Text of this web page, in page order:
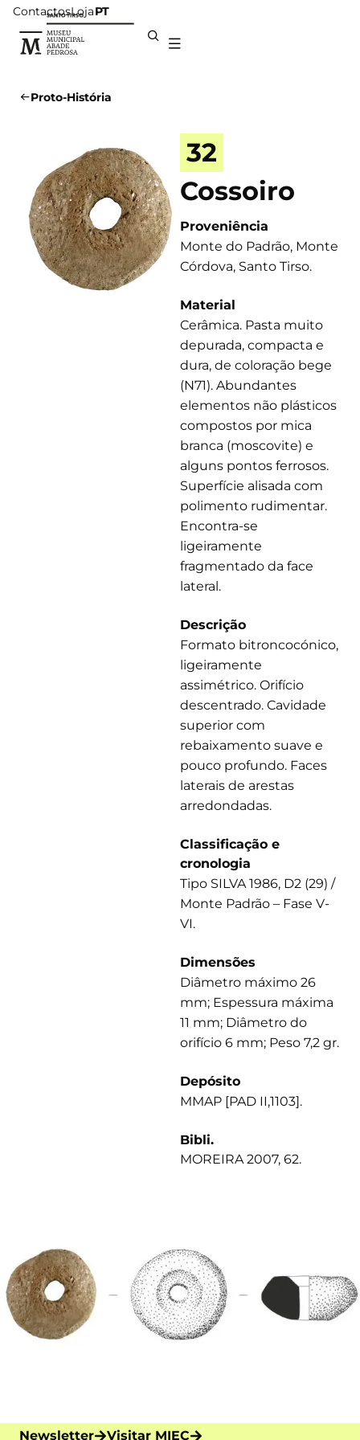
ContactosLojaPT
Proto-História
32
Cossoiro
Proveniência
Monte do Padrão, Monte
Córdova, Santo Tirso.
Material
Cerâmica. Pasta muito
depurada, compacta e
dura, de coloração bege
(N71). Abundantes
elementos não plásticos
compostos por mica
branca (moscovite) e
alguns pontos ferrosos.
Superfície alisada com
polimento rudimentar.
Encontra-se
ligeiramente
fragmentado da face
lateral.
Descrição
Formato bitroncocónico,
ligeiramente
assimétrico. Orifício
descentrado. Cavidade
superior com
rebaixamento suave e
pouco profundo. Faces
laterais de arestas
arredondadas.
Classificação e
cronologia
Tipo SILVA 1986, D2 (29) /
Monte Padrão – Fase V-
VI.
Dimensões
Diâmetro máximo 26
mm; Espessura máxima
11 mm; Diâmetro do
orifício 6 mm; Peso 7,2 gr.
Depósito
MMAP [PAD II,1103].
Bibli.
MOREIRA 2007, 62.
Newsletter Visitar MIEC